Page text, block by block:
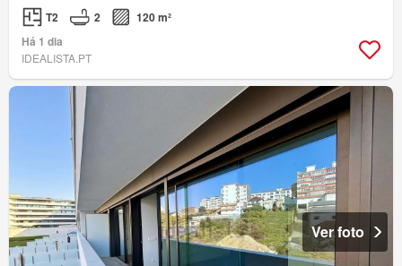
T2 2
120 m²
Há 1 dia
IDEALISTA.PT
Ver foto